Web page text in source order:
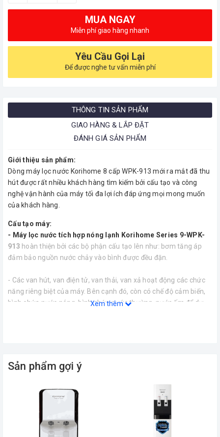
MUA NGAY
Miễn phí giao hàng nhanh
Yêu Cầu Gọi Lại
Để được nghe tư vấn miễn phí
THÔNG TIN SẢN PHẨM
GIAO HÀNG & LẮP ĐẶT
ĐÁNH GIÁ SẢN PHẨM
Giới thiệu sản phẩm:
Dòng máy lọc nước Korihome 8 cấp WPK-913 mới ra mắt đã thu
hút được rất nhiều khách hàng tìm kiếm bởi cấu tạo và công
nghệ vận hành của máy tối đa lợi ích đáp ứng mọi mong muốn
của khách hàng.
Cấu tạo máy:
- Máy lọc nước tích hợp nóng lạnh Korihome Series 9-WPK-
913 hoàn thiện bởi các bộ phận cấu tạo lên như: bơm tăng áp
đảm bảo nguồn nước chảy vào bình được đều đặn.
- Các van hút, van điện tử, van thải, van xả hoạt động các chức
năng riêng biệt của máy. Bên cạnh đó, còn có chế độ cảm biến,
bình chứa nước nóng, bình chứa nước thường, nước ấm để dự
các tình trạng hoạt động của máy. 2 vòi nước với 2 chế độ khác
nhau nóng, thường để bạn phân biệt và sử dụng pha trà, cà phê,
8 cấp của thiết bị
vô cùng ưu việt hoạt động
thông minh giúp bạn luôn được thưởng thức nguồn nước tinh
khiết nhất:
Xem thêm
Sản phẩm gợi ý